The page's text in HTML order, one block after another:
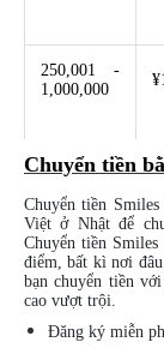
250,001 -
1,000,000
Chuyển tiền
Chuyển tiền
Việt ở Nhật để
Chuyển tiền
điểm, bất kì nơi
bạn chuyển tiền
cao vượt trội.
Đăng ký miễn